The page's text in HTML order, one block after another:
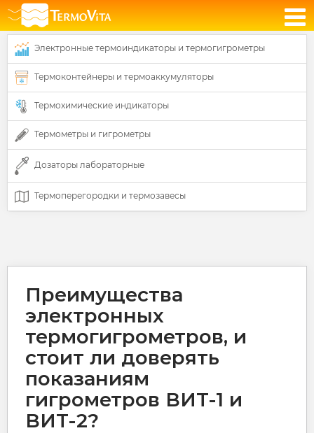
Электронные термоиндикаторы и термогигрометры
Термоконтейнеры и термоаккумуляторы
Термохимические индикаторы
Термометры и гигрометры
Дозаторы лабораторные
Термоперегородки и термозавесы
Преимущества
электронных
термогигрометров, и
стоит ли доверять
показаниям
гигрометров ВИТ-1 и
ВИТ-2?